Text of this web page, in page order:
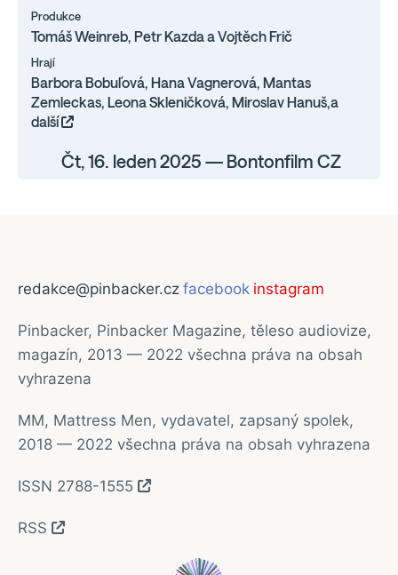
Produkce
Tomáš Weinreb, Petr Kazda a Vojtěch Frič
Hrají
Barbora Bobuľová, Hana Vagnerová, Mantas
Zemleckas, Leona Skleničková, Miroslav Hanuš,a
další
Čt, 16. leden 2025 — Bontonfilm CZ
redakce@pinbacker.cz facebook instagram
Pinbacker, Pinbacker Magazine, těleso audiovize,
magazín, 2013 — 2022 všechna práva na obsah
vyhrazena
MM, Mattress Men, vydavatel, zapsaný spolek,
2018 — 2022 všechna práva na obsah vyhrazena
ISSN 2788-1555
RSS